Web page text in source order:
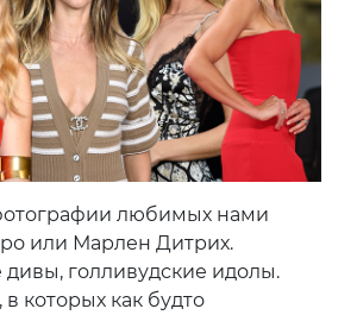
любимых нами
или Марлен Дитрих.
голливудские идолы.
в которых как будто